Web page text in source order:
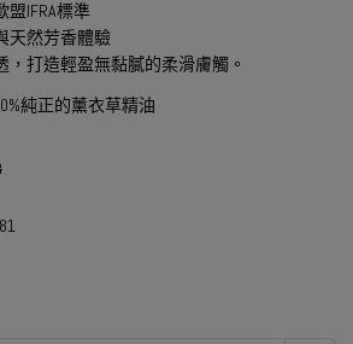
IFRA標準
天然芳香體驗
，打造輕盈無黏膩的柔滑膚觸。
純正的薰衣草精油